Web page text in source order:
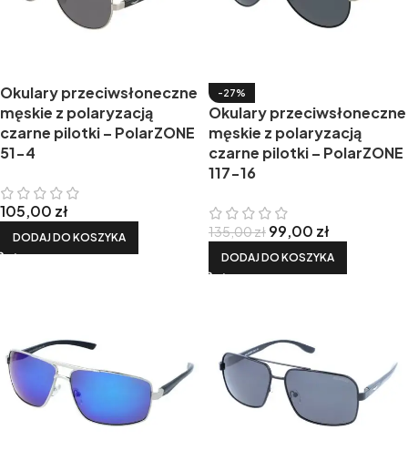
Okulary przeciwsłoneczne
męskie z polaryzacją
czarne pilotki – PolarZONE
51-4
105,00 zł
DODAJ DO KOSZYKA
-27%
Okulary przeciwsłoneczne
męskie z polaryzacją
czarne pilotki – PolarZONE
117-16
135,00zł 99,00 zł
DODAJ DO KOSZYKA